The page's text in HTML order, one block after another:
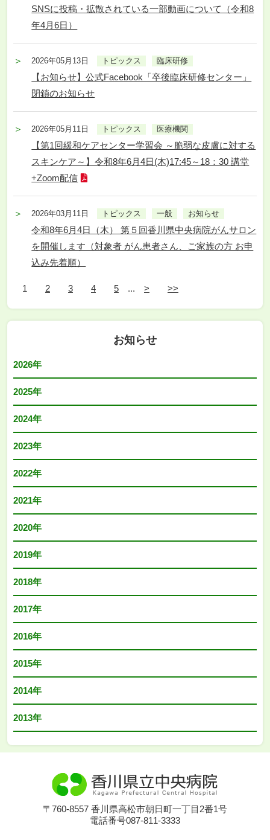
SNSに投稿・拡散されている一部動画について（令和8
年4月6日）
2026年05月13日 トピックス 臨床研修
【お知らせ】公式Facebook「卒後臨床研修センター」
閉鎖のお知らせ
2026年05月11日 トピックス 医療機関
【第1回緩和ケアセンター学習会 ～脆弱な皮膚に対する
スキンケア～】令和8年6月4日(木)17:45～18：30 講堂
+Zoom配信
2026年03月11日 トピックス 一般 お知らせ
令和8年6月4日（木） 第５回香川県中央病院がんサロン
を開催します（対象者 がん患者さん、ご家族の方 お申
込み先着順）
1 2 3 4 5 ... > >>
お知らせ
2026年
2025年
2024年
2023年
2022年
2021年
2020年
2019年
2018年
2017年
2016年
2015年
2014年
2013年
〒760-8557 香川県高松市朝日町一丁目2番1号
電話番号087-811-3333